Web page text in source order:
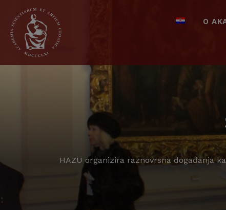
O
HAZU organizira raznovrsna događanja